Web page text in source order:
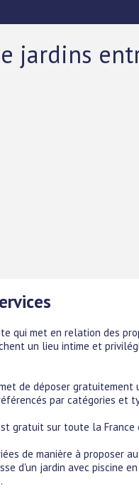
jardins
qui met en relation des
un lieu intime et
de déposer
par catégories et
gratuit sur toute la
de manière à proposer
d'un jardin avec piscine